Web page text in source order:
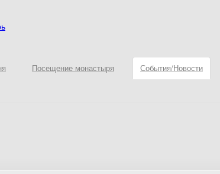
Посещение монастыря События/Новости